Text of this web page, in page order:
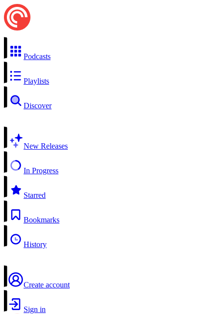
Podcasts
Playlists
Discover
New Releases
In Progress
Starred
Bookmarks
History
Create account
Sign in